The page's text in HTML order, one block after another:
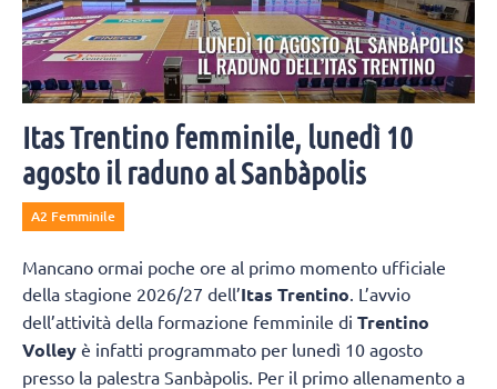
Itas Trentino femminile, lunedì 10
agosto il raduno al Sanbàpolis
A2 Femminile
Mancano ormai poche ore al primo momento ufficiale
della stagione 2026/27 dell’Itas Trentino . L’avvio
dell’attività della formazione femminile di Trentino
Volley è infatti programmato per lunedì 10 agosto
presso la palestra Sanbàpolis. Per il primo allenamento a